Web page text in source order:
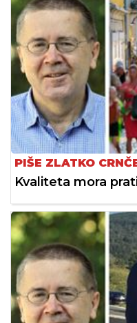
PIŠE ZLATKO
Kvaliteta mora